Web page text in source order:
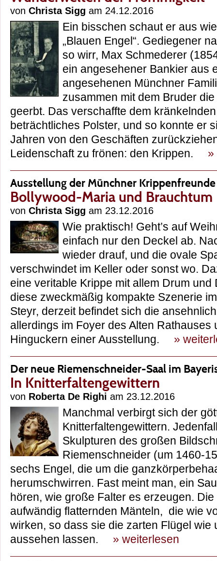
von Christa Sigg am 24.12.2016
Ein bisschen schaut er aus
„Blauen Engel“. Gediegener
so wirr, Max Schmederer
ein angesehener Bankier aus
angesehenen Münchner
zusammen mit dem Bruder
geerbt. Das verschaffte dem
beträchtliches Polster, und so konnte er
Jahren von den Geschäften
Leidenschaft zu frönen: den Krippen. »
Ausstellung der Münchner
Bollywood-Maria und Brauchtum
von Christa Sigg am 23.12.2016
Wie praktisch! Geht’s auf
einfach nur den Deckel ab.
wieder drauf, und die ovale
verschwindet im Keller oder sonst wo.
eine veritable Krippe mit allem Drum und
diese zweckmäßig kompakte Szenerie
Steyr, derzeit befindet sich die
allerdings im Foyer des Alten Rathauses
Hinguckern einer Ausstellung. »
Der neue Riemenschneider-Saal im
In Knitterfaltengewittern
von Roberta De Righi am 23.12.2016
Manchmal verbirgt sich der
Knitterfaltengewittern.
Skulpturen des großen
Riemenschneider (um 1460-
sechs Engel, die um die
herumschwirren. Fast meint man, ein
hören, wie große Falter es erzeugen.
aufwändig flatternden Mänteln, die wie
wirken, so dass sie die zarten Flügel wie
aussehen lassen. » weiterlesen